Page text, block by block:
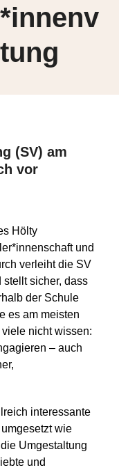
(SV) am
vor
Hölty
und
verleiht die SV
sicher, dass
der Schule
es am meisten
nicht wissen:
– auch
interessante
wie
Umgestaltung
und